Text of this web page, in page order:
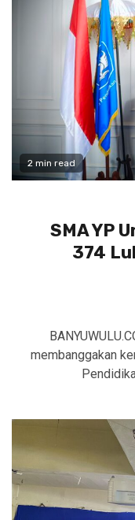
2 min read
SMA YP
374
membanggakan